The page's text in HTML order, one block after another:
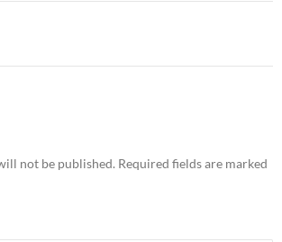
not be published. Required fields are marked